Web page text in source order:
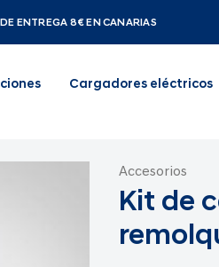
ENTREGA 8€ EN CANARIAS
Cargadores eléctricos
Accesorios
Kit de